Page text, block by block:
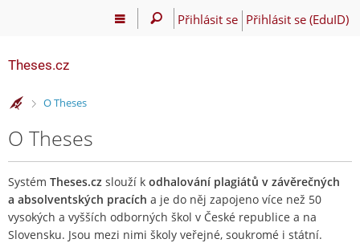
Přihlásit se Přihlásit se (EduID)
Theses.cz
>
O Theses
O Theses
Systém Theses.cz slouží k odhalování plagiátů v závěrečných
a absolventských pracích a je do něj zapojeno více než 50
vysokých a vyšších odborných škol v České republice a na
Slovensku. Jsou mezi nimi školy veřejné, soukromé i státní.